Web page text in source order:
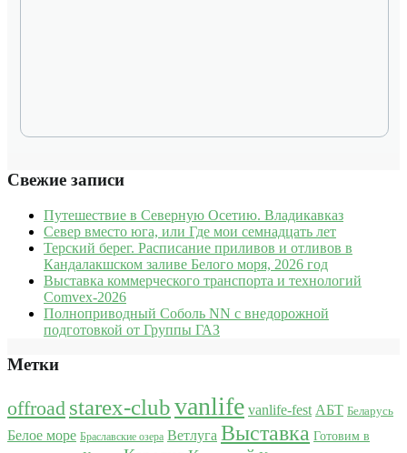
Свежие записи
Путешествие в Северную Осетию. Владикавказ
Север вместо юга, или Где мои семнадцать лет
Терский берег. Расписание приливов и отливов в
Кандалакшском заливе Белого моря, 2026 год
Выставка коммерческого транспорта и технологий
Comvex-2026
Полноприводный Соболь NN с внедорожной
подготовкой от Группы ГАЗ
Метки
offroad starex-clubvanlife vanlife-fest АБТ Беларусь
Белое море Браславские озера Ветлуга Выставка Готовим в